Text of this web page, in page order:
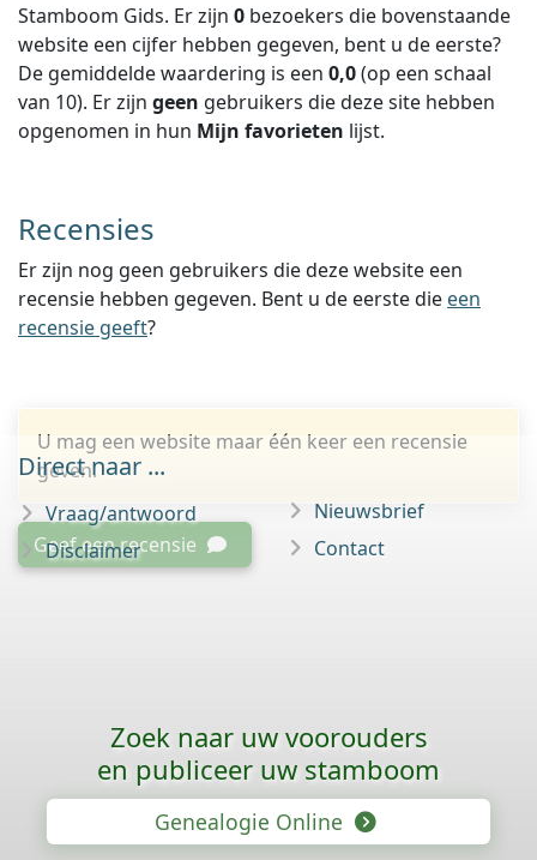
Stamboom Gids. Er zijn 0 bezoekers die bovenstaande
website een cijfer hebben gegeven, bent u de eerste?
De gemiddelde waardering is een 0,0(op een schaal
van 10). Er zijn geen gebruikers die deze site hebben
opgenomen in hun Mijn favorieten lijst.
Recensies
Er zijn nog geen gebruikers die deze website een
recensie hebben gegeven. Bent u de eerste die een
recensie geeft?
U mag een website maar één keer een recensie
geven.
Geef een recensie
Direct naar ...
Vraag/antwoord
Disclaimer
Nieuwsbrief
Contact
Zoek naar uw voorouders
en publiceer uw stamboom
Genealogie Online